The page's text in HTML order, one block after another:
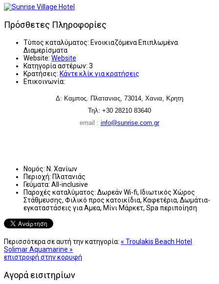
Πρόσθετες Πληροφορίες
Τύπος καταλύματος: Ενοικιαζόμενα Επιπλωμένα
Διαμερίσματα
Website: Website
Κατηγορία αστέρων: 3
Κρατήσεις: Κάντε κλίκ για κρατήσεις
Επικοινωνία:
Δ: Καμπος. Πλατανιας, 73014, Χανια, Κρητη
Τηλ: +30 28210 83640
email : info@sunrise.com.gr
Νομός: Ν. Χανίων
Περιοχή: Πλατανιάς
Γεύματα: All-inclusive
Παροχές καταλύματος: Δωρεάν Wi-fi, Ιδιωτικός Χώρος
Στάθμευσης, Φιλικό προς κατοικίδια, Καφετέρια, Δωμάτια-
εγκαταστάσεις για Αμεα, Μίνι Μάρκετ, Spa περιποίηση
Περισσότερα σε αυτή την κατηγορία: « Troulakis Beach Hotel
Solimar Aquamarine »
επιστροφή στην κορυφή
Αγορά εισιτηρίων